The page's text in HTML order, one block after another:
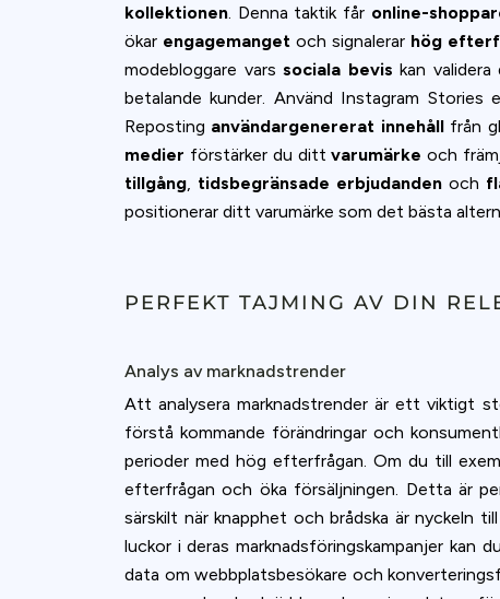
kollektionen . Denna taktik får online-
ökar engagemanget och signalerar hög
modebloggare vars sociala bevis kan
betalande kunder. Använd Instagram Stories
Reposting användargenererat innehållfrån
medier förstärker du dittvarumärke och
tillgång tidsbegränsade erbjudandenoch
positionerar ditt varumärke som det bästa
PERFEKT TAJMING AV DIN
Analys av marknadstrender
Att analysera marknadstrender är ett viktigt
förstå kommande förändringar och
perioder med hög efterfrågan. Om du till
efterfrågan och öka försäljningen. Detta är
särskilt när knapphet och brådska är nyckeln
luckor i deras marknadsföringskampanjer kan
data om webbplatsbesökare och